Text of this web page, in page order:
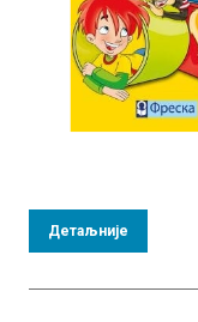
Детаљније